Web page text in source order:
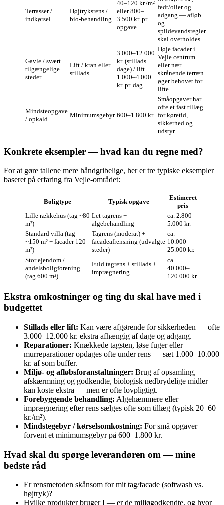
Terrasser /
indkørsel
Højtryksrens /
bio‑behandling
40–120 kr./m²
eller 800–
3.500 kr. pr.
opgave
fedt/olier og
adgang — afløb
og
spildevandsregler
skal overholdes.
Gavle / svært
tilgængelige
steder
Lift / kran eller
stillads
3.000–12.000
kr. (stillads
dage) / lift
1.000–4.000
kr. pr. dag
Høje facader i
Vejle centrum
eller nær
skrånende terræn
øger behovet for
lifte.
Mindsteopgave
/ opkald
Minimumsgebyr 600–1.800 kr.
Småopgaver har
ofte et fast tillæg
for køretid,
sikkerhed og
udstyr.
Konkrete eksempler — hvad kan du regne med?
For at gøre tallene mere håndgribelige, her er tre typiske eksempler
baseret på erfaring fra Vejle‑området:
Boligtype Typisk opgave
Estimeret
pris
Lille rækkehus (tag ~80
m²)
Let tagrens +
algebehandling
ca. 2.800–
5.000 kr.
Standard villa (tag
~150 m² + facader 120
m²)
Tagrens (moderat) +
facadeafrensning (udvalgte
steder)
ca.
10.000–
25.000 kr.
Stor ejendom /
andelsboligforening
(tag 600 m²)
Fuld tagrens + stillads +
imprægnering
ca.
40.000–
120.000 kr.
Ekstra omkostninger og ting du skal have med i
budgettet
Stillads eller lift: Kan være afgørende for sikkerheden — ofte
3.000–12.000 kr. ekstra afhængig af dage og adgang.
Reparationer: Knækkede tagsten, løse fuger eller
murreparationer opdages ofte under rens — sæt 1.000–10.000
kr. af som buffer.
Miljø- og afløbsforanstaltninger: Brug af opsamling,
afskærmning og godkendte, biologisk nedbrydelige midler
kan koste ekstra — men er ofte lovpligtigt.
Forebyggende behandling: Algehæmmere eller
imprægnering efter rens sælges ofte som tillæg (typisk 20–60
kr./m²).
Mindstegebyr / kørselsomkostning: For små opgaver
forvent et minimumsgebyr på 600–1.800 kr.
Hvad skal du spørge leverandøren om — mine
bedste råd
Er rensmetoden skånsom for mit tag/facade (softwash vs.
højtryk)?
Hvilke produkter bruger I — er de miljøgodkendte, og hvor